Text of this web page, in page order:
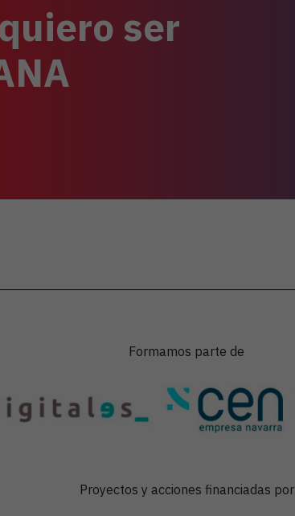
ser
Formamos parte de
Proyectos y acciones financiadas por